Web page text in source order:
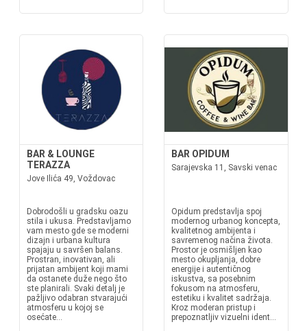
BAR & LOUNGE
TERAZZA
Jove Ilića 49, Voždovac
Dobrodošli u gradsku oazu
stila i ukusa. Predstavljamo
vam mesto gde se moderni
dizajn i urbana kultura
spajaju u savršen balans.
Prostran, inovativan, ali
prijatan ambijent koji mami
da ostanete duže nego što
ste planirali. Svaki detalj je
pažljivo odabran stvarajući
atmosferu u kojoj se
osećate...
BAR OPIDUM
Sarajevska 11, Savski venac
Opidum predstavlja spoj
modernog urbanog koncepta,
kvalitetnog ambijenta i
savremenog načina života.
Prostor je osmišljen kao
mesto okupljanja, dobre
energije i autentičnog
iskustva, sa posebnim
fokusom na atmosferu,
estetiku i kvalitet sadržaja.
Kroz moderan pristup i
prepoznatljiv vizuelni ident...